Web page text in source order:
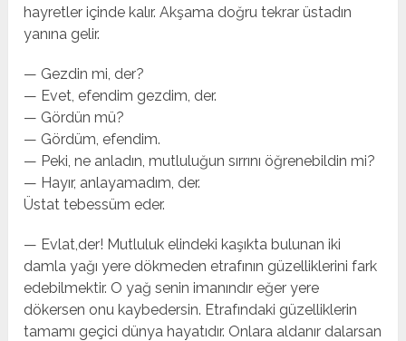
hayretler içinde kalır. Akşama doğru tekrar üstadın
yanına gelir.
— Gezdin mi, der?
— Evet, efendim gezdim, der.
— Gördün mü?
— Gördüm, efendim.
— Peki, ne anladın, mutluluğun sırrını öğrenebildin mi?
— Hayır, anlayamadım, der.
Üstat tebessüm eder.
— Evlat,der! Mutluluk elindeki kaşıkta bulunan iki
damla yağı yere dökmeden etrafının güzelliklerini fark
edebilmektir. O yağ senin imanındır eğer yere
dökersen onu kaybedersin. Etrafındaki güzelliklerin
tamamı geçici dünya hayatıdır. Onlara aldanır dalarsan